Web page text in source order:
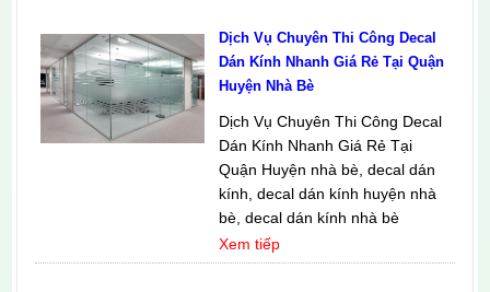
Dịch Vụ Chuyên Thi Công Decal
Dán Kính Nhanh Giá Rẻ Tại Quận
Huyện Nhà Bè
Dịch Vụ Chuyên Thi Công Decal
Dán Kính Nhanh Giá Rẻ Tại
Quận Huyện nhà bè, decal dán
kính, decal dán kính huyện nhà
bè, decal dán kính nhà bè
Xem tiếp